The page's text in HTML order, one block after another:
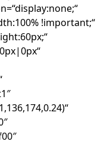
!important;“